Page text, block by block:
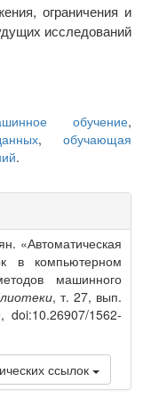
ограничения и
исследований
обучение,
,обучающая
.
«Автоматическая
в компьютерном
машинного
, т. 27, вып.
1562-
ссылок